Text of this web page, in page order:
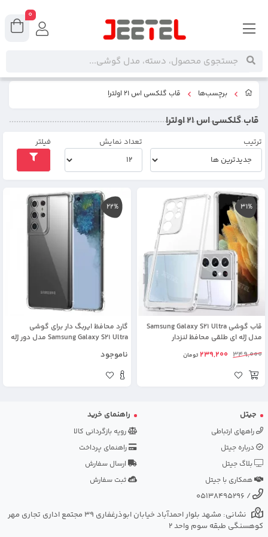
برچسب‌ها قاب گلکسی اس 21 اولترا
قاب گلکسی اس 21 اولترا
ترتیب تعداد نمایش فیلتر
31%
قاب گوشی Samsung Galaxy S21 Ultra
مدل ژله ای طلقی محافظ لنزدار
349,000
239,200تومان
22%
گارد محافظ ایربگ دار برای گوشی
Samsung Galaxy S21 Ultra مدل دور ژله
ناموجود
جیتل
راههای ارتباطی
درباره جیتل
بلاگ جیتل
همکاری با جیتل
راهنمای خرید
رویه بازگردانی کالا
راهنمای پرداخت
ارسال سفارش
ثبت سفارش
/
05138495296
نشانی: مشهد بلوار احمدآباد خیابان ابوذرغفاری 39 مجتمع اداری تجاری مهر
کوهسنگی طبقه سوم واحد 2
0